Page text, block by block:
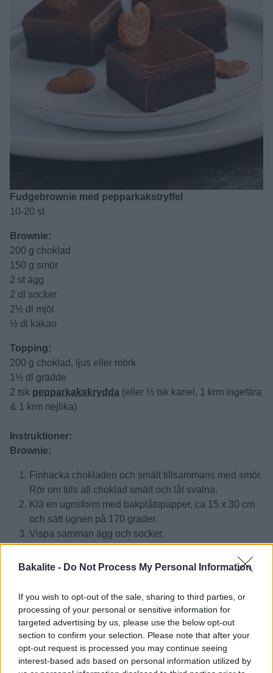
Bakalite - Do Not Process My Personal Information
If you wish to opt-out of the sale, sharing to third parties, or
processing of your personal or sensitive information for
targeted advertising by us, please use the below opt-out
section to confirm your selection. Please note that after your
opt-out request is processed you may continue seeing
interest-based ads based on personal information utilized by
Fudgebrownie med pepparkakstryffel
10-20 st
Brownie:
200 g choklad
150 g smör
2 st ägg
2 dl socker
2½ dl mjöl
½ dl kakao
Topping:
200 g choklad, ljus eller mörk
1½ dl grädde
2 tsk pepparkakskrydda (eller ½ tsk kanel, 1 krm ingefära
& 1 krm nejlika)
Instruktioner:
Brownie:
Finhacka chokladen och smält tillsammans med smör.
Rör om tills all choklad smält och låt svalna.
Klä en ugnsform med bakplåtspapper, ca 15 x 30 cm
och sätt ugnen på 170 grader.
Vispa samman ägg och socker.
Blanda mjöl och kakao, tillsätt smeten.
Tillsätt chokladsmöret och rör slätt.
Grädda i mitten av ugnen ca 15-20 minuter. Kakan ska
vara rörlig i mitten medan kanterna har satt sig.
Låt svalna medan du gör toppingen.
Topping: